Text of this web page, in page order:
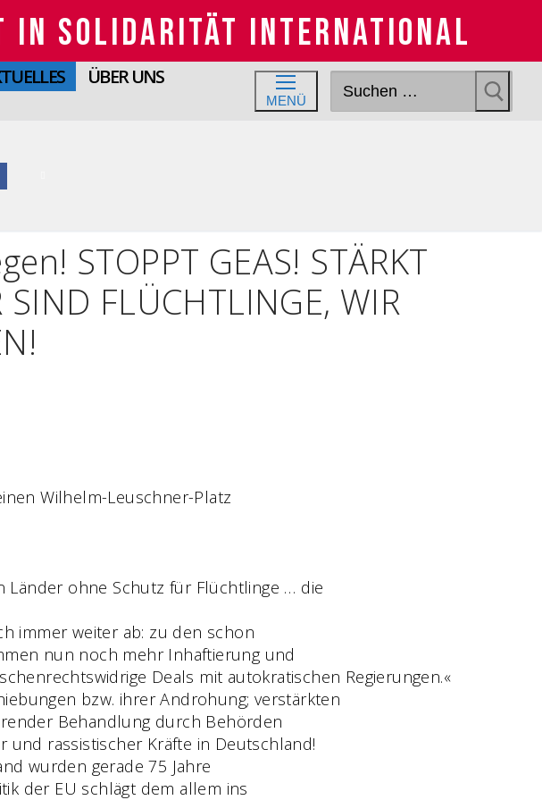
IN SOLIDARITÄT INTERNATIONAL
ÜBER UNS
MENÜ
Suchen
STOPPT GEAS! STÄRKT
FLÜCHTLINGE, WIR
Wilhelm-Leuschner-Platz
Länder ohne Schutz für Flüchtlinge … die
immer weiter ab: zu den schon
nun noch mehr Inhaftierung und
Deals mit autokratischen Regierungen.«
bzw. ihrer Androhung; verstärkten
Behandlung durch Behörden
und rassistischer Kräfte in Deutschland!
wurden gerade 75 Jahre
der EU schlägt dem allem ins